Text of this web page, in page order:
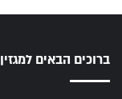
ברוכים הבאים למגזין EV